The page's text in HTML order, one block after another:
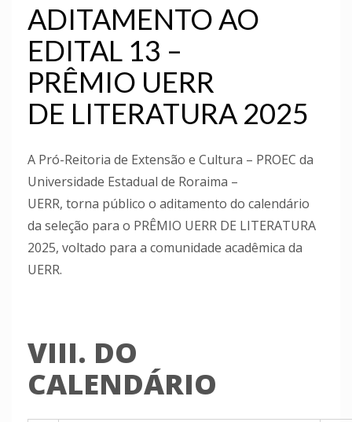
ADITAMENTO AO
EDITAL 13 –
PRÊMIO UERR
DE LITERATURA 2025
A Pró-Reitoria de Extensão e Cultura – PROEC da
Universidade Estadual de Roraima –
UERR, torna público o aditamento do calendário
da seleção para o PRÊMIO UERR DE LITERATURA
2025, voltado para a comunidade acadêmica da
UERR.
VIII. DO
CALENDÁRIO